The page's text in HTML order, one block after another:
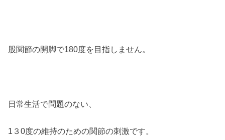
股関節の開脚で180度を目指しません。
日常生活で問題のない、
1３0度の維持のための関節の刺激です。